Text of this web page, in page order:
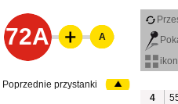
72A
4
A
Poprzednie przystanki